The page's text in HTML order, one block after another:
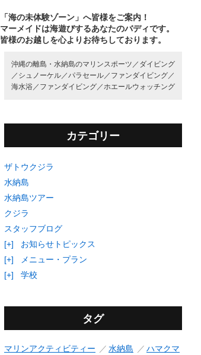
「海の未体験ゾーン」へ皆様をご案内！
マーメイドは海遊びするあなたのバディです。
皆様のお越しを心よりお待ちしております。
沖縄の離島・水納島のマリンスポーツ／ ダイビング
／ シュノーケル／ パラセール／ ファンダイビング／
海水浴／ ファンダイビング／ ホエールウォッチング
カテゴリー
ザトウクジラ
水納島
水納島ツアー
クジラ
スタッフブログ
[+]
お知らせトピックス
[+]
メニュー・プラン
[+]
学校
タグ
マリンアクティビティー 水納島
ハマクマ